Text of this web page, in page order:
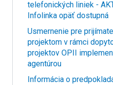
telefonických liniek -
Infolinka opäť dostupná
Usmernenie pre
projektom v rámci
projektov OPII
agentúrou
Informácia o